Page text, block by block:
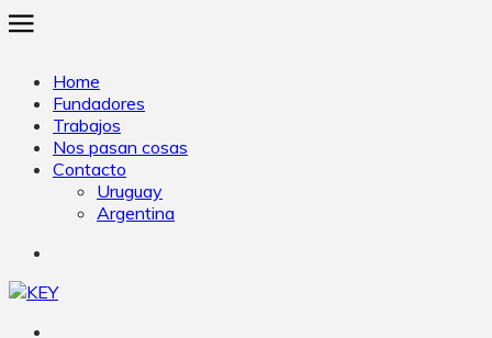
Home
Fundadores
Trabajos
Nos pasan cosas
Contacto
Uruguay
Argentina